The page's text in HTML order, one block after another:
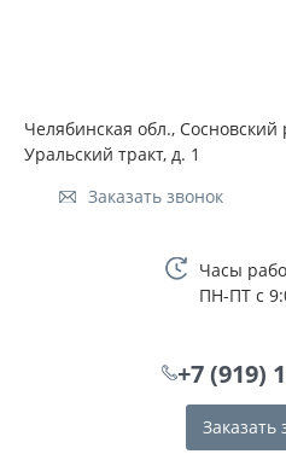
Челябинская обл.,
Уральский тракт, д. 1
Заказать звонок
Часы
ПН-ПТ с
+7 (919)
Заказать